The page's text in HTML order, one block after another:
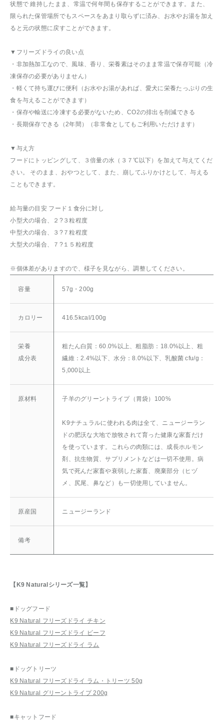
状態で 維持したまま、常温で何年間も保存することができます。また、
限られた保管場所でもスペースをあまり取らずに済み、お水やお湯を加え
ると元の状態に戻すことができます。
▼フリーズドライの良い点
・非加熱加工なので、風味、香り、栄養素はそのまま常温で保存可能（冷
凍保存の必要がありません）
・軽くて持ち運びに便利（お水やお湯があれば、愛犬に栄養たっぷりの生
食を与えることができます）
・保存や輸送に冷凍する必要がないため、CO2の排出を削減できる
・長期保存できる（2年間）（非常食としてもご利用いただけます）
▼与え方
フードにトッピングして、３倍量の水（３７℃以下）を加えて与えてくだ
さい。 そのまま、おやつとして、また、崩してふりかけとして、与える
こともできます。
給与量の目安 フード１食分に対し
小型犬の場合、２?３粒程度
中型犬の場合、３?７粒程度
大型犬の場合、７?１５粒程度
※個体差がありますので、様子を見ながら、調整してください。
容量 57g・200g
カロリー 416.5kcal/100g
栄養
成分表
粗たん白質：60.0%以上、粗脂肪：18.0%以上、粗
繊維：2.4%以下、水分：8.0%以下、乳酸菌 cfu/g：
5,000以上
原材料 子羊のグリーントライプ（胃袋）100%
K9ナチュラルに使われる肉は全て、ニュージーラン
ドの肥沃な大地で放牧されて育った健康な家畜だけ
を使っています。これらの肉類には、成長ホルモン
剤、抗生物質、サプリメントなどは一切不使用。病
気で死んだ家畜や衰弱した家畜、廃棄部分（ヒヅ
メ、尻尾、鼻など）も一切使用していません。
原産国 ニュージーランド
備考
【K9 Naturalシリーズ一覧】
■ドッグフード
K9 Natural フリーズドライ チキン
K9 Natural フリーズドライ ビーフ
K9 Natural フリーズドライ ラム
■ドッグトリーツ
K9 Natural フリーズドライ ラム・トリーツ 50g
K9 Natural グリーントライプ 200g
■キャットフード